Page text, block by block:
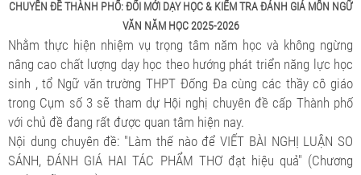
CHUYÊN ĐỀ THÀNH PHỐ: ĐỔI MỚI DẠY HỌC & KIỂM TRA ĐÁNH GIÁ MÔN NGỮ
VĂN NĂM HỌC 2025-2026
Nhằm thực hiện nhiệm vụ trọng tâm năm học và không ngừng
nâng cao chất lượng dạy học theo hướng phát triển năng lực học
sinh , tổ Ngữ văn trường THPT Đống Đa cùng các thầy cô giáo
trong Cụm số 3 sẽ tham dự Hội nghị chuyên đề cấp Thành phố
với chủ đề đang rất được quan tâm hiện nay.
Nội dung chuyên đề: "Làm thế nào để VIẾT BÀI NGHỊ LUẬN SO
SÁNH, ĐÁNH GIÁ HAI TÁC PHẨM THƠ đạt hiệu quả" (Chương